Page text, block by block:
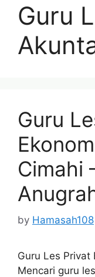
Guru
Guru
Cimahi
by Hamasah108
Guru Les Privat
Mencari guru